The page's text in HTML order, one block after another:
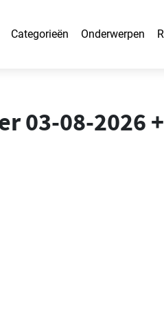
Categorieën Onderwerpen
03-08-2026